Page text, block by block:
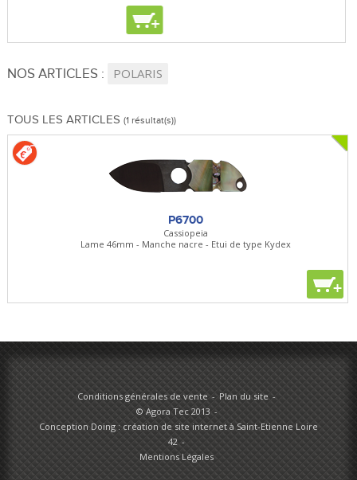
+
NOS ARTICLES : POLARIS
TOUS LES ARTICLES (1 résultat(s))
P6700
Cassiopeia
Lame 46mm - Manche nacre - Etui de type Kydex
+
Conditions générales de vente
Plan du site
© Agora Tec 2013
Conception Doing : création de site internet à Saint-Etienne Loire
42
Mentions Légales